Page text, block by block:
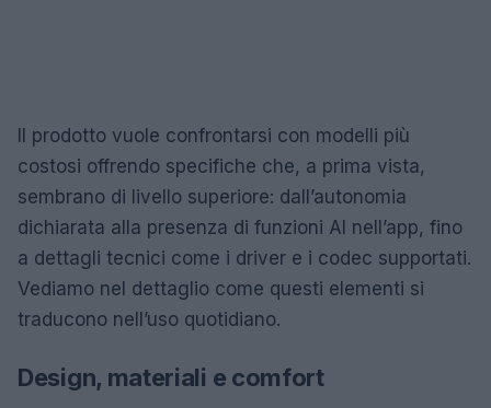
Il prodotto vuole confrontarsi con modelli più
costosi offrendo specifiche che, a prima vista,
sembrano di livello superiore: dall’autonomia
dichiarata alla presenza di funzioni AI nell’app, fino
a dettagli tecnici come i driver e i codec supportati.
Vediamo nel dettaglio come questi elementi si
traducono nell’uso quotidiano.
Design, materiali e comfort